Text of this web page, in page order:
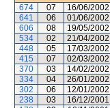
674
07 16/06/2002
641
06 01/06/2002
606
08 19/05/2002
534
02 21/04/2002
448
05 17/03/2002
415
07 02/03/2002
370
03 14/02/2002
334
04 26/01/2002
302
06 12/01/2002
238
03 16/12/2001